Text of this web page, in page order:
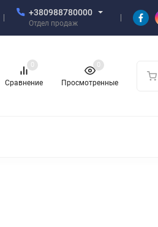
+380988780000
Отдел продаж
Сравнение
0
Просмотренные
0